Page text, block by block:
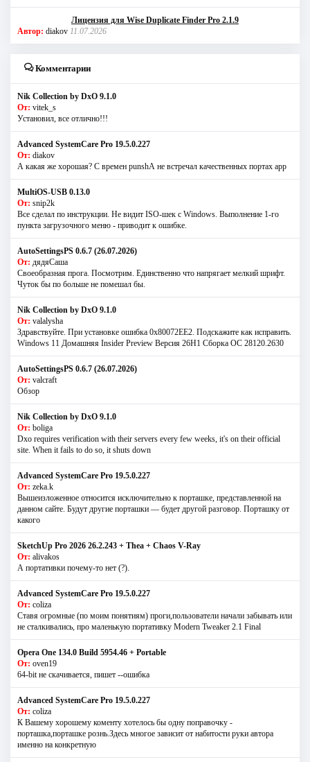
Лицензия для Wise Duplicate Finder Pro 2.1.9
Автор: diakov 11.07.2026
Комментарии
Nik Collection by DxO 9.1.0
От: vitek_s
Установил, все отлично!!!
Advanced SystemCare Pro 19.5.0.227
От: diakov
А какая же хорошая? С времен punshА не встречал качественных портах app
MultiOS-USB 0.13.0
От: snip2k
Все сделал по инструкции. Не видит ISO-шек с Windows. Выполнение 1-го
пункта загрузочного меню - приводит к ошибке.
AutoSettingsPS 0.6.7 (26.07.2026)
От: дядяСаша
Своеобразная прога. Посмотрим. Единственно что напрягает мелкий шрифт.
Чуток бы по больше не помешал бы.
Nik Collection by DxO 9.1.0
От: valalysha
Здравствуйте. При установке ошибка 0х80072EE2. Подскажите как исправить.
Windows 11 Домашняя Insider Preview Версия 26H1 Сборка ОС 28120.2630
AutoSettingsPS 0.6.7 (26.07.2026)
От: valcraft
Обзор
Nik Collection by DxO 9.1.0
От: boliga
Dxo requires verification with their servers every few weeks, it's on their official
site. When it fails to do so, it shuts down
Advanced SystemCare Pro 19.5.0.227
От: zeka.k
Вышеизложенное относится исключительно к порташке, представленной на
данном сайте. Будут другие порташки — будет другой разговор. Порташку от
какого
SketchUp Pro 2026 26.2.243 + Thea + Chaos V-Ray
От: alivakos
А портативки почему-то нет (?).
Advanced SystemCare Pro 19.5.0.227
От: coliza
Ставя огромные (по моим понятиям) проги,пользователи начали забывать или
не сталкивались, про маленькую портативку Modern Tweaker 2.1 Final
Opera One 134.0 Build 5954.46 + Portable
От: oven19
64-bit не скачивается, пишет --ошибка
Advanced SystemCare Pro 19.5.0.227
От: coliza
К Вашему хорошему коменту хотелось бы одну поправочку -
порташка,порташке рознь.Здесь многое зависит от набитости руки автора
именно на конкретную